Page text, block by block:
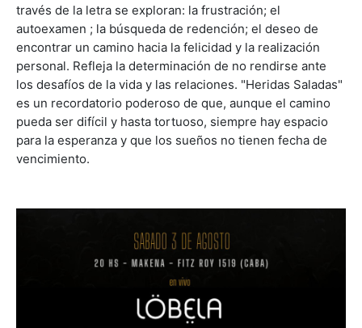
través de la letra se exploran: la frustración; el
autoexamen ; la búsqueda de redención; el deseo de
encontrar un camino hacia la felicidad y la realización
personal. Refleja la determinación de no rendirse ante
los desafíos de la vida y las relaciones. "Heridas Saladas"
es un recordatorio poderoso de que, aunque el camino
pueda ser difícil y hasta tortuoso, siempre hay espacio
para la esperanza y que los sueños no tienen fecha de
vencimiento.